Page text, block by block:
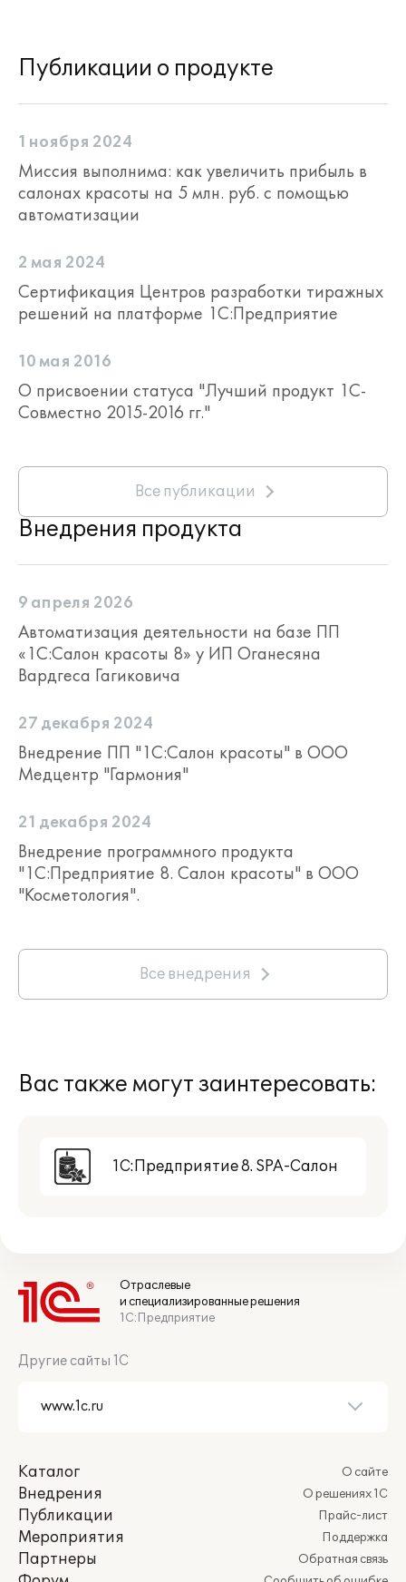
Публикации о продукте
1 ноября 2024
Миссия выполнима: как увеличить прибыль в
салонах красоты на 5 млн. руб. с помощью
автоматизации
2 мая 2024
Сертификация Центров разработки тиражных
решений на платформе 1С:Предприятие
10 мая 2016
О присвоении статуса "Лучший продукт 1С-
Совместно 2015-2016 гг."
Все публикации
Внедрения продукта
9 апреля 2026
Автоматизация деятельности на базе ПП
«1С:Салон красоты 8» у ИП Оганесяна
Вардгеса Гагиковича
27 декабря 2024
Внедрение ПП "1С:Салон красоты" в ООО
Медцентр "Гармония"
21 декабря 2024
Внедрение программного продукта
"1С:Предприятие 8. Салон красоты" в ООО
"Косметология".
Все внедрения
Вас также могут заинтересовать:
1С:Предприятие 8. SPA-Салон
Отраслевые
и специализированные решения
1С:Предприятие
Другие сайты 1С
Каталог
Внедрения
Публикации
Мероприятия
Партнеры
О сайте
О решениях 1С
Прайс-лист
Поддержка
Обратная связь